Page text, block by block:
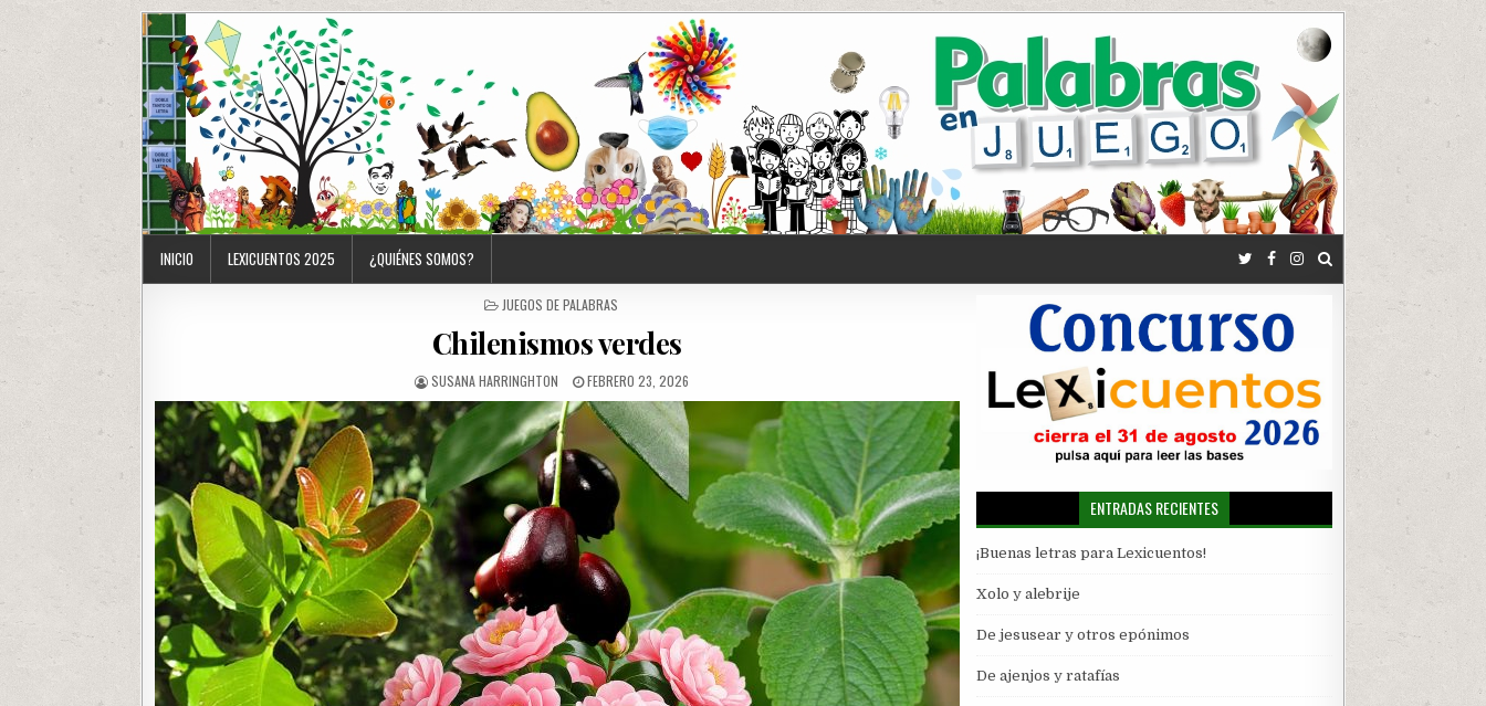
INICIO LEXICUENTOS 2025 ¿QUIÉNES SOMOS?
POSTED
JUEGOS DE PALABRAS
Chilenismos verdes
SUSANA HARRINGHTON FEBRERO 23, 2026
ENTRADAS RECIENTES
¡Buenas letras para Lexicuentos!
Xolo y alebrije
De jesusear y otros epónimos
De ajenjos y ratafías